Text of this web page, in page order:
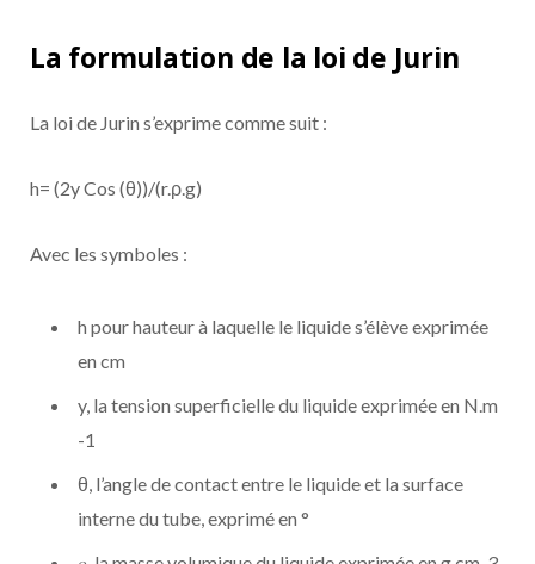
La formulation de la loi de Jurin
La loi de Jurin s’exprime comme suit :
h= (2y Cos (θ))/(r.ρ.g)
Avec les symboles :
h pour hauteur à laquelle le liquide s’élève exprimée
en cm
y, la tension superficielle du liquide exprimée en N.m
-1
θ, l’angle de contact entre le liquide et la surface
interne du tube, exprimé en °